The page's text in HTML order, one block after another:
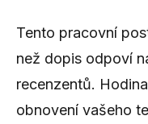
Tento pracovní
než dopis odpoví
recenzentů.
obnovení vašeho